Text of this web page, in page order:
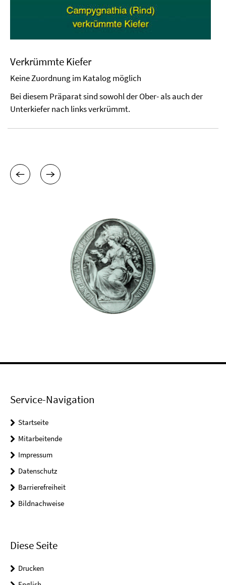
Verkrümmte Kiefer
Keine Zuordnung im Katalog möglich
Bei diesem Präparat sind sowohl der Ober- als auch der
Unterkiefer nach links verkrümmt.
Service-Navigation
Startseite
Mitarbeitende
Impressum
Datenschutz
Barrierefreiheit
Bildnachweise
Diese Seite
Drucken